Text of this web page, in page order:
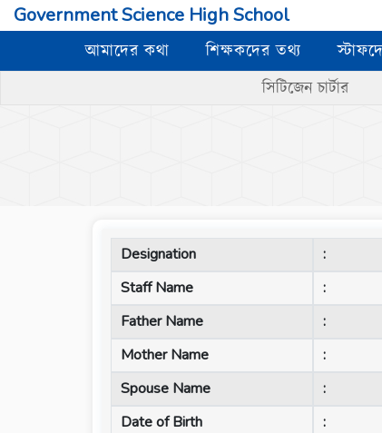
Government Science High School
আমাদের কথা শিক্ষকদের তথ্য
সিটিজেন চার্টার
Designation :
Staff Name
:
Father Name
:
Mother Name
:
Spouse Name
:
Date of Birth
: